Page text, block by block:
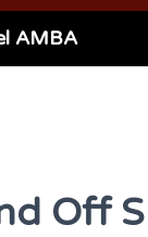
AMBA
Off